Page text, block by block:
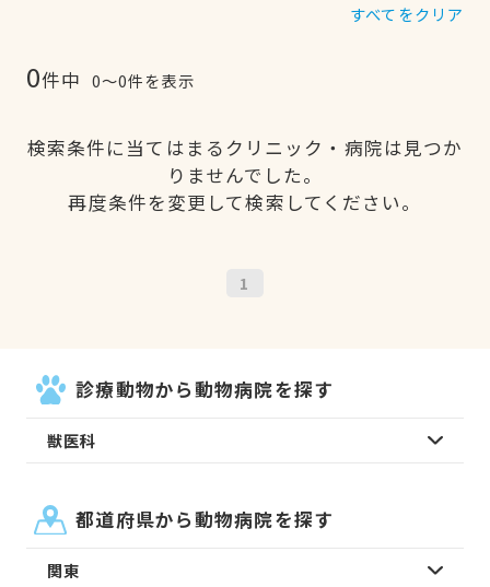
すべてをクリア
0件中 0〜0件を表示
検索条件に当てはまるクリニック・病院は見つか
りませんでした。
再度条件を変更して検索してください。
1
診療動物から動物病院を探す
獣医科
都道府県から動物病院を探す
関東